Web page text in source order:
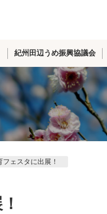
紀州田辺うめ振興協議会
フェスタに出展！